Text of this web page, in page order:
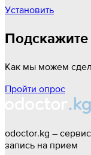
Установить
Как мы можем
Пройти опрос
odoctor.kg –
запись на прием